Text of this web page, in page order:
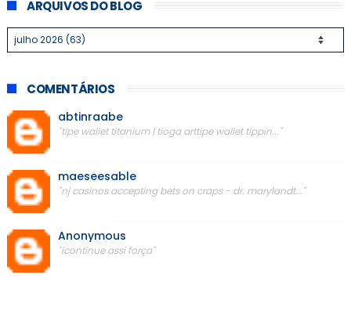
ARQUIVOS DO BLOG
COMENTÁRIOS
abtinraabe
"tipe wallet titanium | tioga arttipe wallet tippin..."
maeseesable
"nj casinos accepting bets on craps - dr. marylandt..."
Anonymous
"icontinue assi força"